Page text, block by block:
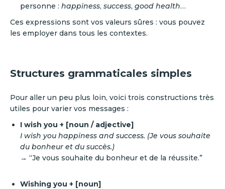
personne : happiness, success, good health…
Ces expressions sont vos valeurs sûres : vous pouvez
les employer dans tous les contextes.
Structures grammaticales simples
Pour aller un peu plus loin, voici trois constructions très
utiles pour varier vos messages :
I wish you + [noun / adjective]
I wish you happiness and success. (Je vous souhaite
du bonheur et du succès.)
→ “Je vous souhaite du bonheur et de la réussite.”
Wishing you + [noun]